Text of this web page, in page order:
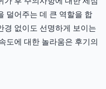
덜어주는 데 큰 역할을 합
경 없이도 선명하게 보이는
도에 대한 놀라움은 후기의